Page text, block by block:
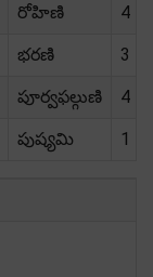
రోహిణి 4
భరణి 3
పూర్వఫల్గుణి 4
పుష్యమి 1